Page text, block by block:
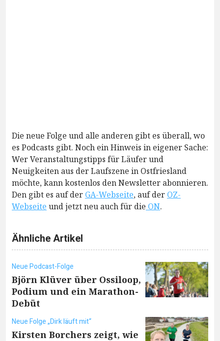
Die neue Folge und alle anderen gibt es überall, wo
es Podcasts gibt. Noch ein Hinweis in eigener Sache:
Wer Veranstaltungstipps für Läufer und
Neuigkeiten aus der Laufszene in Ostfriesland
möchte, kann kostenlos den Newsletter abonnieren.
Den gibt es auf der GA-Webseite, auf der OZ-
Webseite und jetzt neu auch für die ON.
Ähnliche Artikel
Neue Podcast-Folge
Björn Klüver über Ossiloop,
Podium und ein Marathon-
Debüt
Neue Folge „Dirk läuft mit“
Kirsten Borchers zeigt, wie